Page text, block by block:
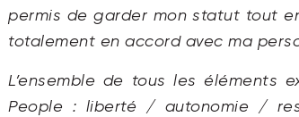
permis de garder mon statut tout
totalement en accord avec ma
L’ensemble de tous les
People : liberté / autonomie /